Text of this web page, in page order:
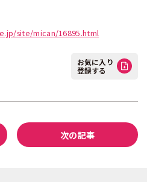
site/mican/16895.html
お気に入り
登録する
次の記事